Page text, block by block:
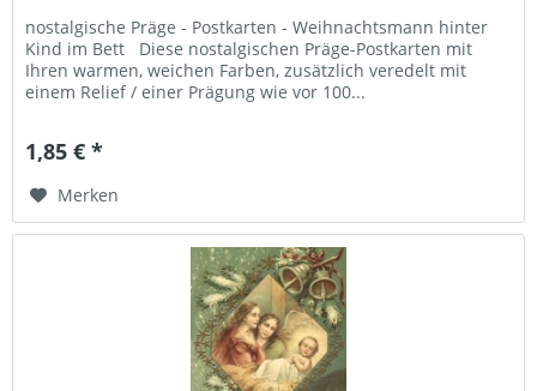
nostalgische Präge - Postkarten - Weihnachtsmann hinter
Kind im Bett Diese nostalgischen Präge-Postkarten mit
Ihren warmen, weichen Farben, zusätzlich veredelt mit
einem Relief / einer Prägung wie vor 100...
1,85 € *
Merken